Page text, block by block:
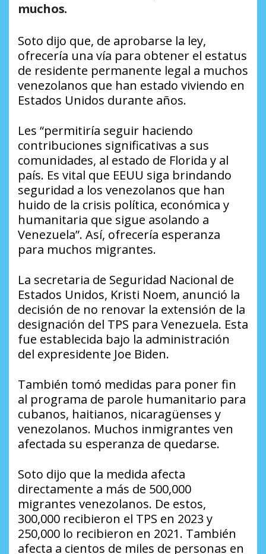
muchos.
Soto dijo que, de aprobarse la ley,
ofrecería una vía para obtener el estatus
de residente permanente legal a muchos
venezolanos que han estado viviendo en
Estados Unidos durante años.
Les “permitiría seguir haciendo
contribuciones significativas a sus
comunidades, al estado de Florida y al
país. Es vital que EEUU siga brindando
seguridad a los venezolanos que han
huido de la crisis política, económica y
humanitaria que sigue asolando a
Venezuela”. Así, ofrecería esperanza
para muchos migrantes.
La secretaria de Seguridad Nacional de
Estados Unidos, Kristi Noem, anunció la
decisión de no renovar la extensión de la
designación del TPS para Venezuela. Esta
fue establecida bajo la administración
del expresidente Joe Biden.
También tomó medidas para poner fin
al programa de parole humanitario para
cubanos, haitianos, nicaragüenses y
venezolanos. Muchos inmigrantes ven
afectada su esperanza de quedarse.
Soto dijo que la medida afecta
directamente a más de 500,000
migrantes venezolanos. De estos,
300,000 recibieron el TPS en 2023 y
250,000 lo recibieron en 2021. También
afecta a cientos de miles de personas en